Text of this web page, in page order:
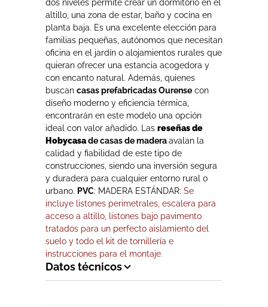
dos niveles permite crear un dormitorio en el
altillo, una zona de estar, baño y cocina en
planta baja. Es una excelente elección para
familias pequeñas, autónomos que necesitan
oficina en el jardín o alojamientos rurales que
quieran ofrecer una estancia acogedora y
con encanto natural. Además, quienes
buscan casas prefabricadas Ourense con
diseño moderno y eficiencia térmica,
encontrarán en este modelo una opción
ideal con valor añadido. Las reseñas de
Hobycasade casas de maderaavalan la
calidad y fiabilidad de este tipo de
construcciones, siendo una inversión segura
y duradera para cualquier entorno rural o
urbano. PVC: MADERA ESTÁNDAR: Se
incluye listones perimetrales, escalera para
acceso a altillo, listones bajo pavimento
tratados para un perfecto aislamiento del
suelo y todo el kit de tornillería e
instrucciones para el montaje.
Datos técnicos